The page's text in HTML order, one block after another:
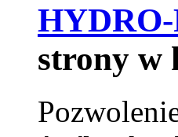
strony w